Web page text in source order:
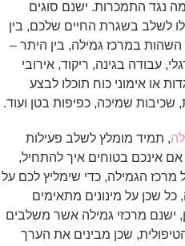
נגד התמכרות. ישנם סוגים
לשלב בשגרת החיים שלכם, בין
במרכז גמילה, בין היתר –
עבודה בגינה, ריקוד, אירובי
או אימוני כוח תוכלו לבצע
שכיבות שמיכה, כפיפות בטן ועוד.
, תמיד מומלץ לשלב פעילות
אינכם בטוחים איך להתחיל,
מרכז הגמילה, כדי שימליץ לכם על
כל שכן על מינונים מתאימים
ישנם מרכזי גמילה אשר משלבים
שכן מבינים את הערך